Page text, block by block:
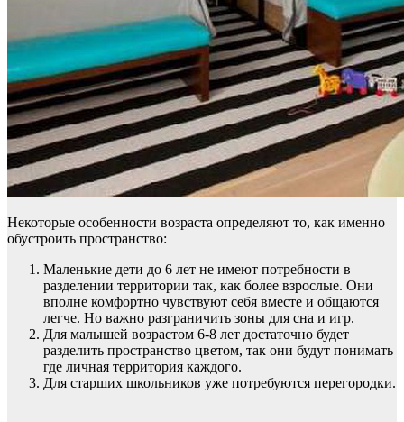
Некоторые особенности возраста определяют то, как именно
обустроить пространство:
Маленькие дети до 6 лет не имеют потребности в
разделении территории так, как более взрослые. Они
вполне комфортно чувствуют себя вместе и общаются
легче. Но важно разграничить зоны для сна и игр.
Для малышей возрастом 6-8 лет достаточно будет
разделить пространство цветом, так они будут понимать
где личная территория каждого.
Для старших школьников уже потребуются перегородки.